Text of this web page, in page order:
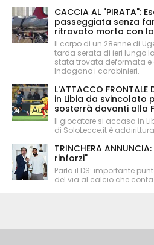
CACCIA AL "PIRATA":
passeggiata senza
ritrovato morto con
Il corpo di un 28enne di
tarda serata di ieri lungo
stata trovata deformata e
Indagano i carabinieri.
L'ATTACCO FRONTALE
in Libia da svincolato
sosterrà davanti alla
Il giocatore si accasa in
di SoloLecce.it è
TRINCHERA
rinforzi"
Parla il DS: importante
del via al calcio che conta